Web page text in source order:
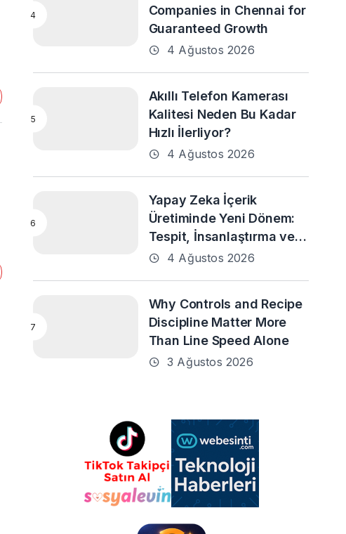
Companies in Chennai for
Guaranteed Growth
4 Ağustos 2026
Akıllı Telefon Kamerası
Kalitesi Neden Bu Kadar
Hızlı İlerliyor?
4 Ağustos 2026
Yapay Zeka İçerik
Üretiminde Yeni Dönem:
Tespit, İnsanlaştırma ve
Daha Fazlası
4 Ağustos 2026
Why Controls and Recipe
Discipline Matter More
Than Line Speed Alone
3 Ağustos 2026